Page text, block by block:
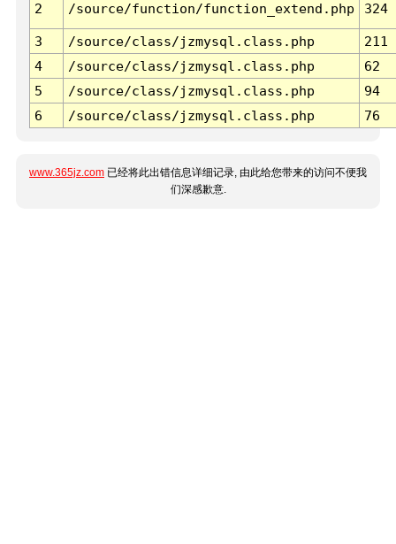
2 /source/function/function_extend.php 324
3 /source/class/jzmysql.class.php
211
4
/source/class/jzmysql.class.php
62
5
/source/class/jzmysql.class.php
94
6
/source/class/jzmysql.class.php 76
www.365jz.com 已经将此出错信息详细记录, 由此给您带来的访问不便我
们深感歉意.